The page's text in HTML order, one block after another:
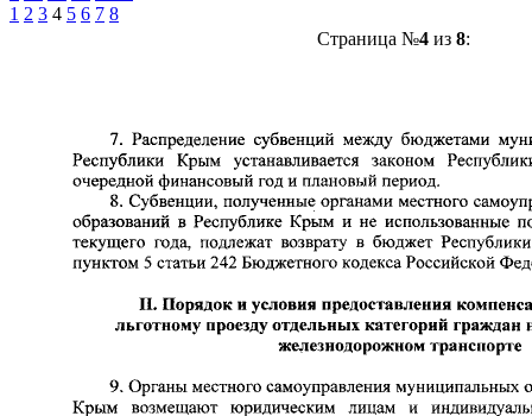
1 2 3 4 5 6 7 8
Страница №4из 8: